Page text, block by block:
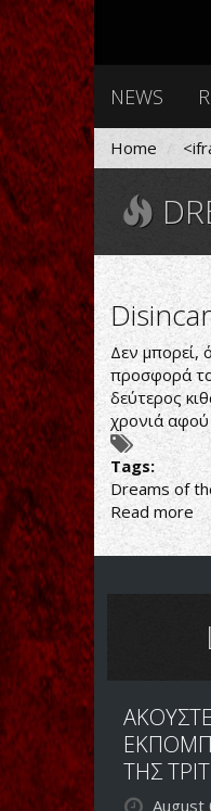
NEWS
Home
Δεν μπορεί,
προσφορά
δεύτερος
χρονιά αφού
Tags:
Dreams of
Read more
ΤΗΣ
August